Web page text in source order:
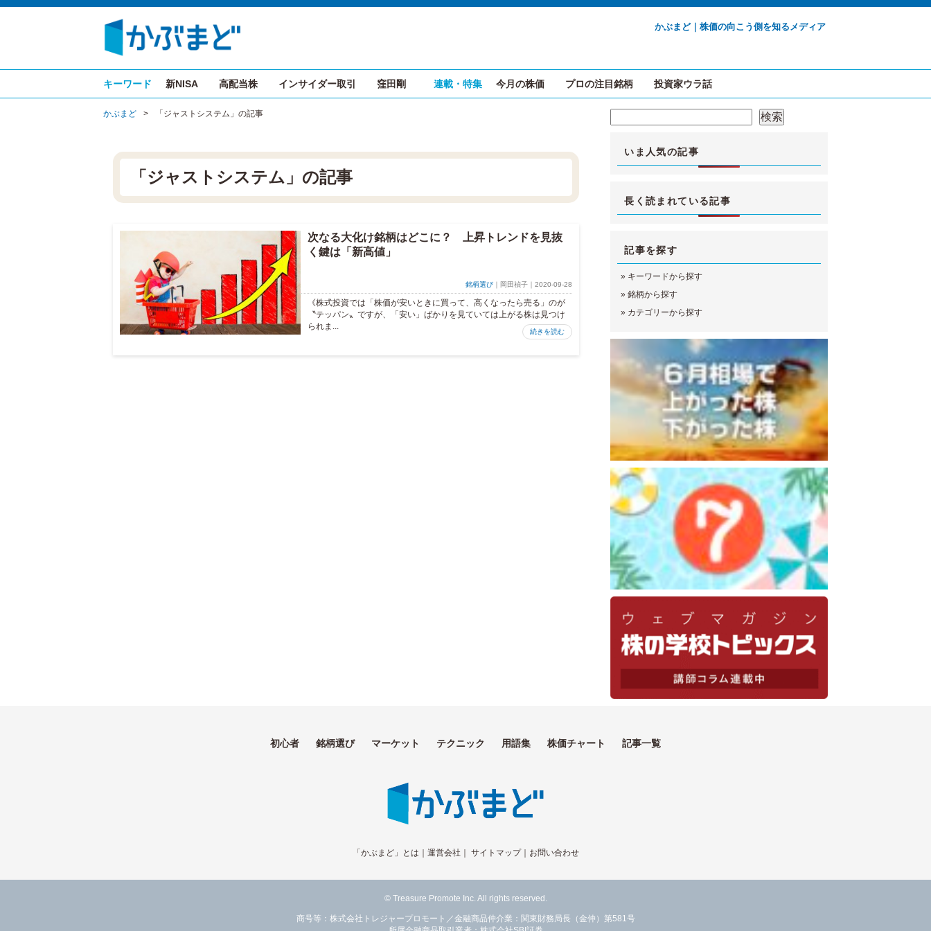
かぶまど｜株価の向こう側を知るメディア
キーワード 新NISA 高配当株 インサイダー取引 窪田剛 連載・特集 今月の株価 プロの注目銘柄 投資家ウラ話
かぶまど > 「ジャストシステム」の記事
「ジャストシステム」の記事
次なる大化け銘柄はどこに？ 上昇トレンドを見抜
く鍵は「新高値」
銘柄選び｜岡田禎子｜2020-09-28
《株式投資では「株価が安いときに買って、高くなったら売る」のが
〝テッパン〟ですが、「安い」ばかりを見ていては上がる株は見つけ
られま...
続きを読む
検索
いま人気の記事
長く読まれている記事
記事を探す
» キーワードから探す
»銘柄から探す
» カテゴリーから探す
初心者 銘柄選び マーケット テクニック 用語集 株価チャート 記事一覧
「かぶまど」とは 運営会社 サイトマップ｜ お問い合わせ
© Treasure Promote Inc. All rights reserved.
商号等：株式会社トレジャープロモート／金融商品仲介業：関東財務局長（金仲）第581号